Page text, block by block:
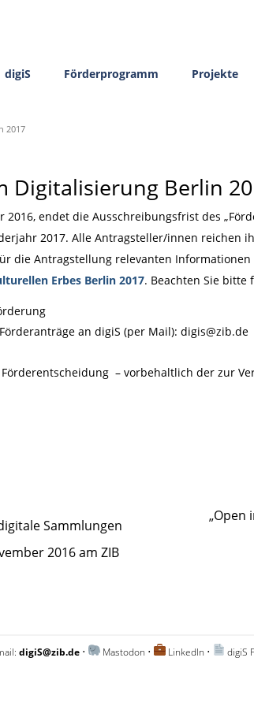
digiS Förderprogramm Projekte
2017
Digitalisierung Berlin
2016, endet die Ausschreibungsfrist des
2017. Alle Antragsteller/innen reichen
die Antragstellung relevanten
Erbes Berlin 2017. Beachten Sie bitte
an digiS (per Mail): digis@zib.de
– vorbehaltlich der zur
Sammlungen
2016 am ZIB
„Open
digiS@zib.de • Mastodon • LinkedIn • digiS